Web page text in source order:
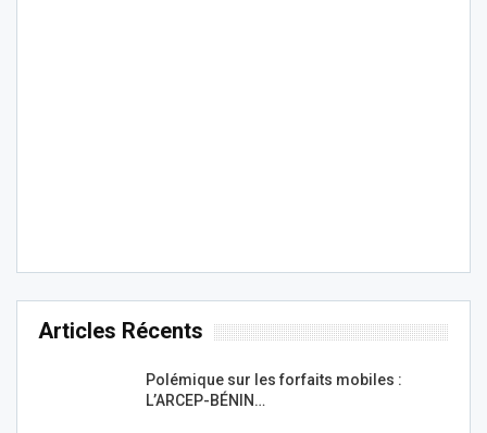
Articles Récents
Polémique sur les forfaits mobiles :
L’ARCEP-BÉNIN…